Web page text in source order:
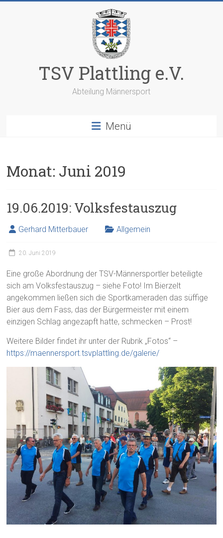
TSV Plattling e.V.
Abteilung Männersport
Menü
Monat: Juni 2019
19.06.2019: Volksfestauszug
Gerhard Mitterbauer Allgemein
20. Juni 2019
Eine große Abordnung der TSV-Männersportler beteiligte
sich am Volksfestauszug – siehe Foto! Im Bierzelt
angekommen ließen sich die Sportkameraden das süffige
Bier aus dem Fass, das der Bürgermeister mit einem
einzigen Schlag angezapft hatte, schmecken – Prost!
Weitere Bilder findet ihr unter der Rubrik „Fotos“ –
https://maennersport.tsvplattling.de/galerie/